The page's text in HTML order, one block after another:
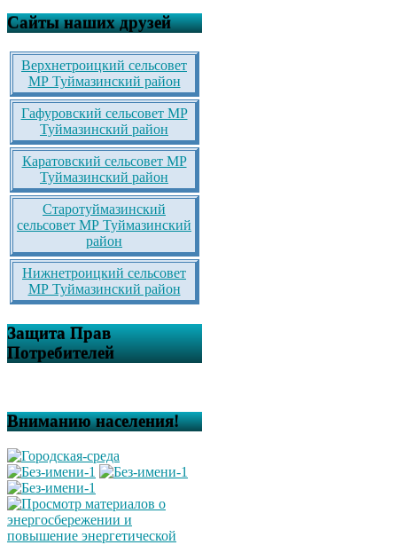
Сайты наших друзей
Верхнетроицкий сельсовет
МР Туймазинский район
Гафуровский сельсовет МР
Туймазинский район
Каратовский сельсовет МР
Туймазинский район
Старотуймазинский
сельсовет МР Туймазинский
район
Нижнетроицкий сельсовет
МР Туймазинский район
Защита Прав
Потребителей
Вниманию населения!